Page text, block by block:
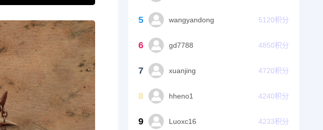
5 wangyandong 5120积分
6 gd7788 4850积分
7 xuanjing 4720积分
8 hheno1 4240积分
9 Luoxc16 4233积分